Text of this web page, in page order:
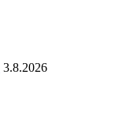
3.8.2026